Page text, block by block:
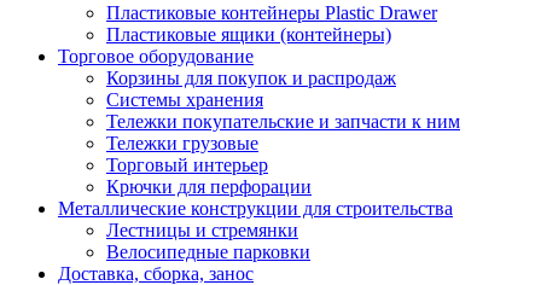
Пластиковые контейнеры Plastic Drawer
Пластиковые ящики (контейнеры)
Торговое оборудование
Корзины для покупок и распродаж
Системы хранения
Тележки покупательские и запчасти к ним
Тележки грузовые
Торговый интерьер
Крючки для перфорации
Металлические конструкции для строительства
Лестницы и стремянки
Велосипедные парковки
Доставка, сборка, занос